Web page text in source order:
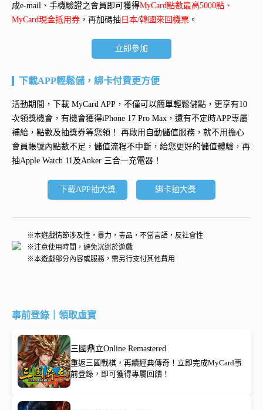
成e-mail、手機驗證之會員即可獲得MyCard點數最高5000點、
MyCard現金抵用券 ，再加碼抽 日本/韓國來回機票 。
立即參加
下載APP輕鬆儲，綁卡付費更方便
活動期間，下載 MyCard APP，不僅可以簡單輕鬆儲點，更享有10
次領獎機會，有機會獲得iPhone 17 Pro Max ，還有不定時APP專屬
補給，點數及抽獎券等您領！ 再啟用自動儲值服務 ，就不用擔心
會員帳號內點數不足，儲值流程不中斷，給您更好的儲值體驗，再
抽Apple Watch 11及Anker 三合一充電器 ！
下載APP抽大獎 綁卡抽大獎
※本遊戲情節涉及性，暴力，毒品，不當言語，反社會性
※注意使用時間，避免沉迷於遊戲
※本遊戲部分內容或服務，需另行支付其他費用
事前登錄｜領取虛寶
三國鼎立Online Remastered
重返三國戰棋，再續經典傳奇！立即完成MyCard事
前登錄，即可獲得專屬回饋！